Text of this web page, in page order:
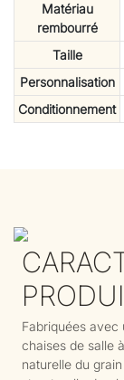
Matériau
rembourré
Taille
Personnalisation
Conditionnement
Fabriquées avec
chaises de salle
naturelle du